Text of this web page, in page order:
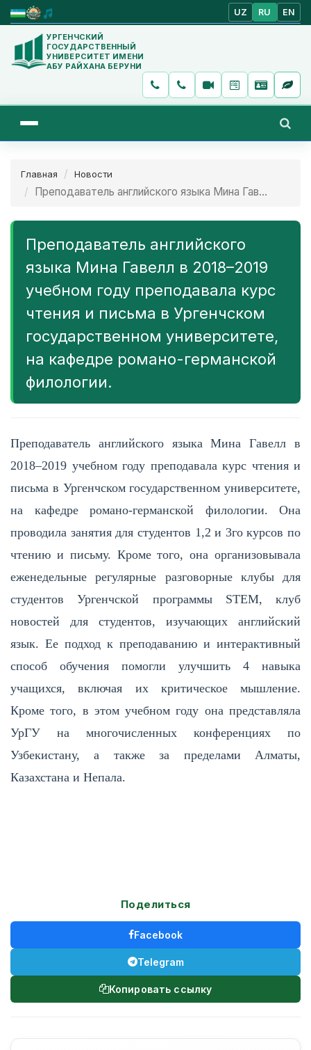
UZ RU EN
УРГЕНЧСКИЙ
ГОСУДАРСТВЕННЫЙ
УНИВЕРСИТЕТ ИМЕНИ
АБУ РАЙХАНА БЕРУНИ
Главная Новости
Преподаватель английского языка Мина Гав...
Преподаватель английского
языка Мина Гавелл в 2018–2019
учебном году преподавала курс
чтения и письма в Ургенчском
государственном университете,
на кафедре романо-германской
филологии.
Преподаватель английского языка Мина Гавелл в
2018–2019 учебном году преподавала курс чтения и
письма в Ургенчском государственном университете,
на кафедре романо-германской филологии. Она
проводила занятия для студентов 1,2 и 3го курсов по
чтению и письму. Кроме того, она организовывала
еженедельные регулярные разговорные клубы для
студентов Ургенчской программы STEM, клуб
новостей для студентов, изучающих английский
язык. Ее подход к преподаванию и интерактивный
способ обучения помогли улучшить 4 навыка
учащихся, включая их критическое мышление.
Кроме того, в этом учебном году она представляла
УрГУ на многочисленных конференциях по
Узбекистану, а также за пределами Алматы,
Казахстана и Непала.
Поделиться
Facebook
Telegram
Копировать ссылку